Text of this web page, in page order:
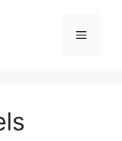
Menu